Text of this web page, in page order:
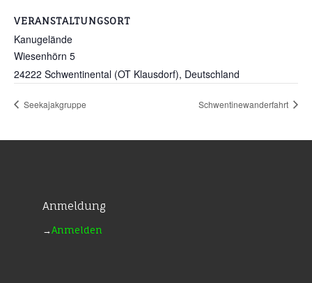
VERANSTALTUNGSORT
Kanugelände
Wiesenhörn 5
24222 Schwentinental (OT Klausdorf), Deutschland
Seekajakgruppe Schwentinewanderfahrt
Anmeldung
→Anmelden